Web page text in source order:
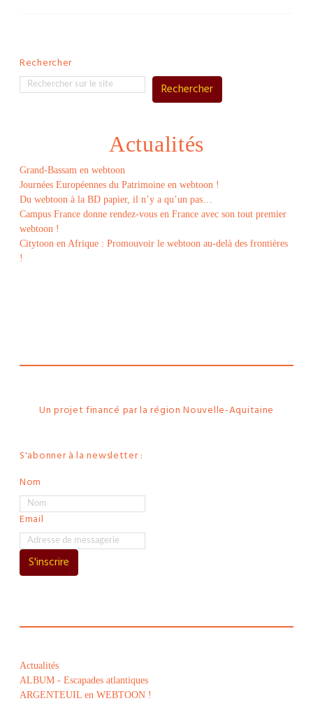
Rechercher
Rechercher
Actualités
Grand-Bassam en webtoon
Journées Européennes du Patrimoine en webtoon !
Du webtoon à la BD papier, il n’y a qu’un pas…
Campus France donne rendez-vous en France avec son tout premier
webtoon !
Citytoon en Afrique : Promouvoir le webtoon au-delà des frontières
!
Un projet financé par la région Nouvelle-Aquitaine
S'abonner à la newsletter :
Nom
Email
S'inscrire
Actualités
ALBUM - Escapades atlantiques
ARGENTEUIL en WEBTOON !